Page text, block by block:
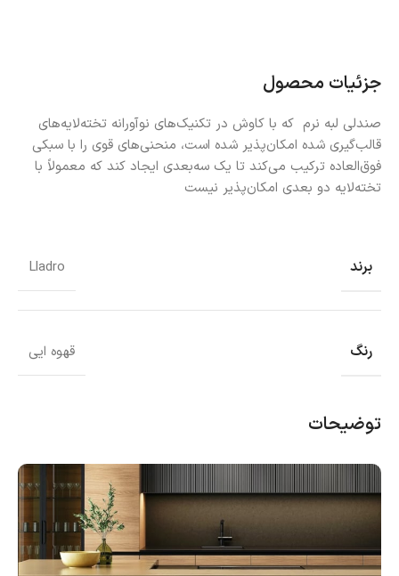
جزئیات محصول
صندلی لبه نرم که با کاوش در تکنیک‌های نوآورانه تخته‌لایه‌های
قالب‌گیری شده امکان‌پذیر شده است، منحنی‌های قوی را با سبکی
فوق‌العاده ترکیب می‌کند تا یک سه‌بعدی ایجاد کند که معمولاً با
تخته‌لایه دو بعدی امکان‌پذیر نیست
برند Lladro
رنگ قهوه ایی
توضیحات